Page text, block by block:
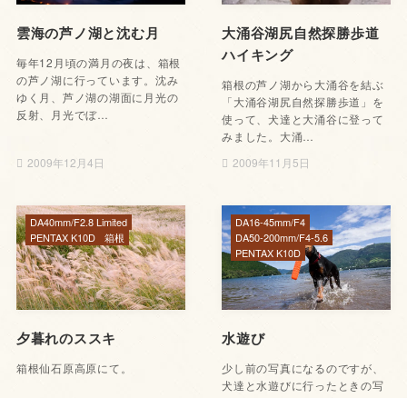
雲海の芦ノ湖と沈む月
毎年12月頃の満月の夜は、箱根
の芦ノ湖に行っています。沈み
ゆく月、芦ノ湖の湖面に月光の
反射、月光でぼ…
2009年12月4日
大涌谷湖尻自然探勝歩道
ハイキング
箱根の芦ノ湖から大涌谷を結ぶ
「大涌谷湖尻自然探勝歩道」を
使って、犬達と大涌谷に登って
みました。大涌…
2009年11月5日
夕暮れのススキ
箱根仙石原高原にて。
DA40mm/F2.8 Limited
PENTAX K10D
箱根
水遊び
少し前の写真になるのですが、
犬達と水遊びに行ったときの写
DA16-45mm/F4
DA50-200mm/F4-5.6
PENTAX K10D